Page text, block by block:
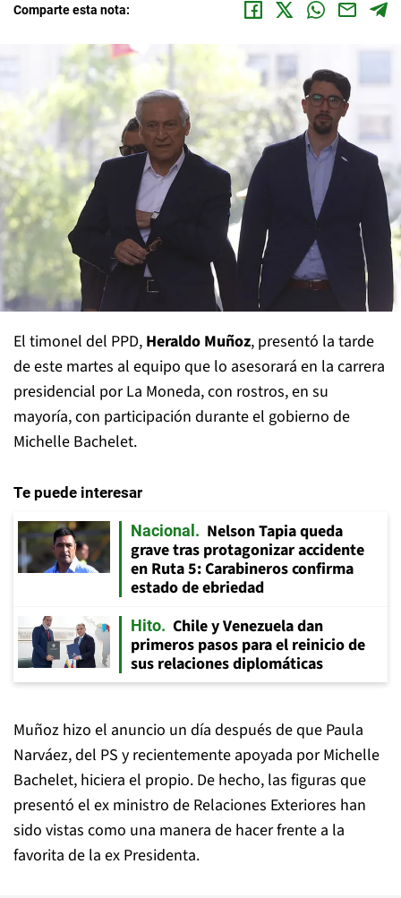
Comparte esta nota:
El timonel del PPD, Heraldo Muñoz, presentó la tarde
de este martes al equipo que lo asesorará en la carrera
presidencial por La Moneda, con rostros, en su
mayoría, con participación durante el gobierno de
Michelle Bachelet.
Te puede interesar
Nacional
Nelson Tapia queda
grave tras protagonizar accidente
en Ruta 5: Carabineros confirma
estado de ebriedad
Hito
Chile y Venezuela dan
primeros pasos para el reinicio de
sus relaciones diplomáticas
Muñoz hizo el anuncio un día después de que Paula
Narváez, del PS y recientemente apoyada por Michelle
Bachelet, hiciera el propio. De hecho, las figuras que
presentó el ex ministro de Relaciones Exteriores han
sido vistas como una manera de hacer frente a la
favorita de la ex Presidenta.